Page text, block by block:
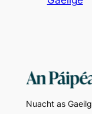
Nuacht as